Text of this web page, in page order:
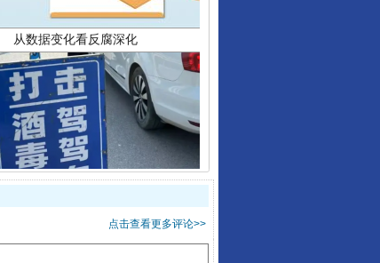
酒驾未被当场查获能处罚吗
点击查看更多评论>>